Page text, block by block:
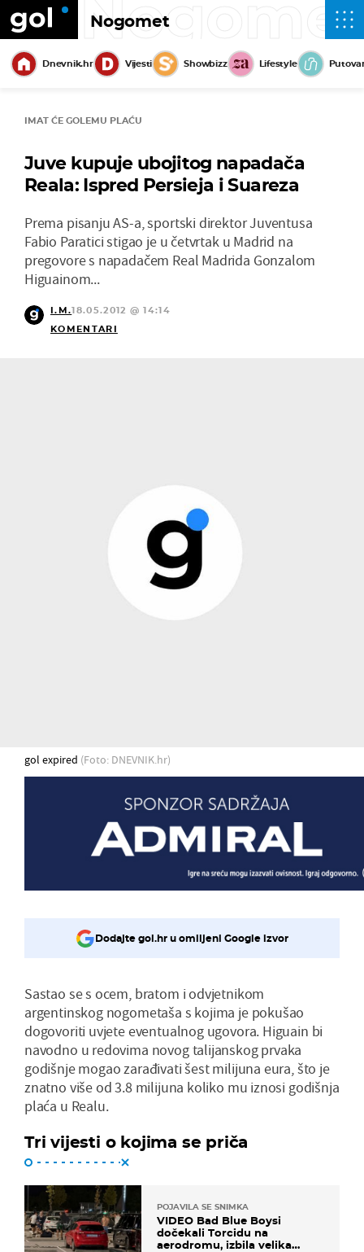
Nogomet
Dnevnik.hr Vijesti Showbizz Lifestyle
IMAT ĆE GOLEMU PLAĆU
Juve kupuje ubojitog napadača
Reala: Ispred Persieja i Suareza
Prema pisanju AS-a, sportski direktor Juventusa
Fabio Paratici stigao je u četvrtak u Madrid na
pregovore s napadačem Real Madrida Gonzalom
Higuainom...
I.M.18.05.2012 @ 14:14
KOMENTARI
gol expired (Foto: DNEVNIK.hr)
Dodajte gol.hr u omiljeni Google izvor
Sastao se s ocem, bratom i odvjetnikom
argentinskog nogometaša s kojima je pokušao
dogovoriti uvjete eventualnog ugovora. Higuain bi
navodno u redovima novog talijanskog prvaka
godišnje mogao zarađivati šest milijuna eura, što je
znatno više od 3.8 milijuna koliko mu iznosi godišnja
plaća u Realu.
Tri vijesti o kojima se priča
POJAVILA SE SNIMKA
VIDEO Bad Blue Boysi
dočekali Torcidu na
aerodromu, izbila velika